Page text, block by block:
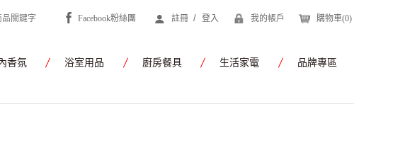
Facebook粉絲團 註冊 / 登入 我的帳戶 購物車(0)
香氛 浴室用品 廚房餐具 生活家電 品牌專區